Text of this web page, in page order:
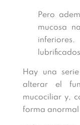
Pero
mucosa
Hay una
alterar el
mucociliar y,
forma